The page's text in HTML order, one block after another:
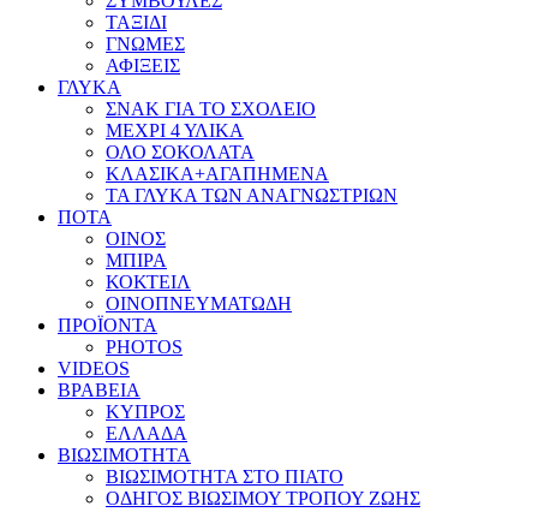
ΤΑΞΙΔΙ
ΓΝΩΜΕΣ
ΑΦΙΞΕΙΣ
ΓΛΥΚΑ
ΣΝΑΚ ΓΙΑ ΤΟ ΣΧΟΛΕΙΟ
ΜΕΧΡΙ 4 ΥΛΙΚΑ
ΟΛΟ ΣΟΚΟΛΑΤΑ
ΚΛΑΣΙΚΑ+ΑΓΑΠΗΜΕΝΑ
ΤΑ ΓΛΥΚΑ ΤΩΝ ΑΝΑΓΝΩΣΤΡΙΩΝ
ΠΟΤΑ
ΟΙΝΟΣ
ΜΠΙΡΑ
ΚΟΚΤΕΙΛ
ΟΙΝΟΠΝΕΥΜΑΤΩΔΗ
ΠΡΟΪΟΝΤΑ
PHOTOS
VIDEOS
ΒΡΑΒΕΙΑ
ΚΥΠΡΟΣ
ΕΛΛΑΔΑ
ΒΙΩΣΙΜΟΤΗΤΑ
ΒΙΩΣΙΜΟΤΗΤΑ ΣΤΟ ΠΙΑΤΟ
ΟΔΗΓΟΣ ΒΙΩΣΙΜΟΥ ΤΡΟΠΟΥ ΖΩΗΣ